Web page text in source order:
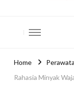
Home
Rahasia Minyak